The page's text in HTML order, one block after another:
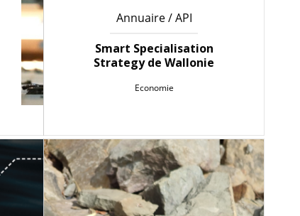
Annuaire / API
Smart Specialisation
Strategy de Wallonie
Economie